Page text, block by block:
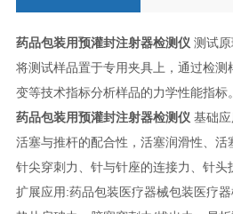
药品包装用预灌封注射器检测仪测试原
将测试样品置于专用夹具上，通过检
变等技术指标分析样品的力学性能指标。
药品包装用预灌封注射器检测仪 基础应
活塞与推杆的配合性，活塞润滑性、活
针尖穿刺力、针与针座的连接力、针头
扩展应用:药品包装医疗器械包装医疗器